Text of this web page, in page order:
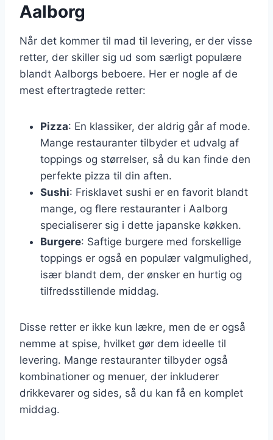
Aalborg
Når det kommer til mad til levering, er der visse
retter, der skiller sig ud som særligt populære
blandt Aalborgs beboere. Her er nogle af de
mest eftertragtede retter:
Pizza: En klassiker, der aldrig går af mode.
Mange restauranter tilbyder et udvalg af
toppings og størrelser, så du kan finde den
perfekte pizza til din aften.
Sushi: Frisklavet sushi er en favorit blandt
mange, og flere restauranter i Aalborg
specialiserer sig i dette japanske køkken.
Burgere: Saftige burgere med forskellige
toppings er også en populær valgmulighed,
især blandt dem, der ønsker en hurtig og
tilfredsstillende middag.
Disse retter er ikke kun lækre, men de er også
nemme at spise, hvilket gør dem ideelle til
levering. Mange restauranter tilbyder også
kombinationer og menuer, der inkluderer
drikkevarer og sides, så du kan få en komplet
middag.